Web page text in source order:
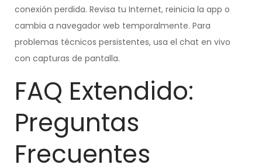
conexión perdida. Revisa tu Internet, reinicia la app o
cambia a navegador web temporalmente. Para
problemas técnicos persistentes, usa el chat en vivo
con capturas de pantalla.
FAQ Extendido:
Preguntas
Frecuentes